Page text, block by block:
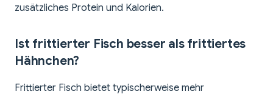
zusätzliches Protein und Kalorien.
Ist frittierter Fisch besser als frittiertes
Hähnchen?
Frittierter Fisch bietet typischerweise mehr